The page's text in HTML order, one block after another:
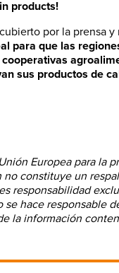
products!
por la prensa
para que las
cooperativas
sus productos de
Europea para la
no constituye un
responsabilidad
se hace responsable
la información